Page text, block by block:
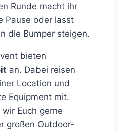
Runde macht ihr
Pause oder lasst
die Bumper steigen.
bieten
an. Dabei reisen
Location und
Equipment mit.
Euch gerne
großen Outdoor-